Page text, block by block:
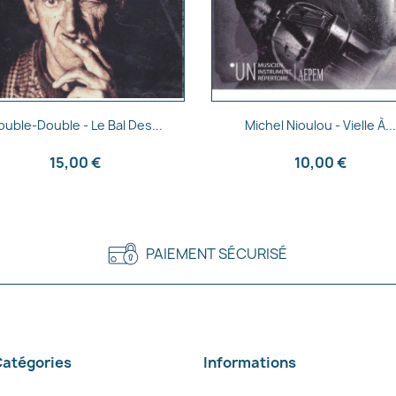
Aperçu rapide
Double - Le Bal Des...
15,00 €
Aperçu rapide
Michel Nioulou - Vielle À...
10,00 €
PAIEMENT SÉCURISÉ
Informations